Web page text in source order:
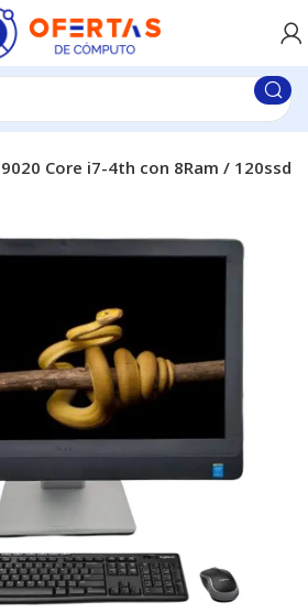
Core i7-4th con 8Ram / 120ssd